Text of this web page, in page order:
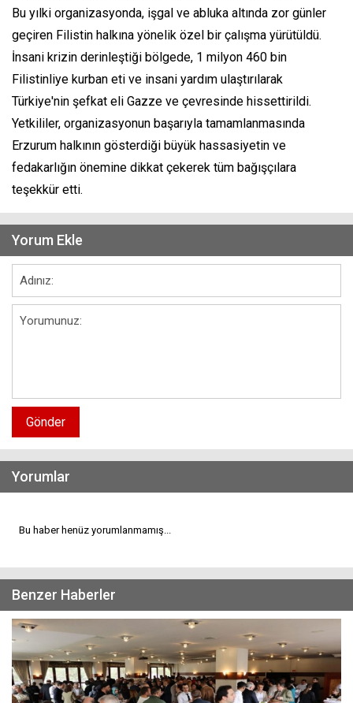
Bu yılki organizasyonda, işgal ve abluka altında zor günler
geçiren Filistin halkına yönelik özel bir çalışma yürütüldü.
İnsani krizin derinleştiği bölgede, 1 milyon 460 bin
Filistinliye kurban eti ve insani yardım ulaştırılarak
Türkiye'nin şefkat eli Gazze ve çevresinde hissettirildi.
Yetkililer, organizasyonun başarıyla tamamlanmasında
Erzurum halkının gösterdiği büyük hassasiyetin ve
fedakarlığın önemine dikkat çekerek tüm bağışçılara
teşekkür etti.
Yorum Ekle
Gönder
Yorumlar
Bu haber henüz yorumlanmamış...
Benzer Haberler